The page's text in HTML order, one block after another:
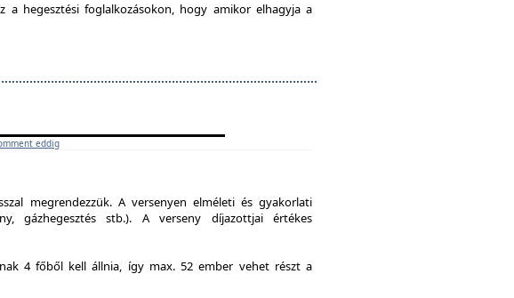
hegesztési foglalkozásokon, hogy amikor elhagyja a
eddig
megrendezzük. A versenyen elméleti és gyakorlati
gázhegesztés stb.). A verseny díjazottjai értékes
4 főből kell állnia, így max. 52 ember vehet részt a